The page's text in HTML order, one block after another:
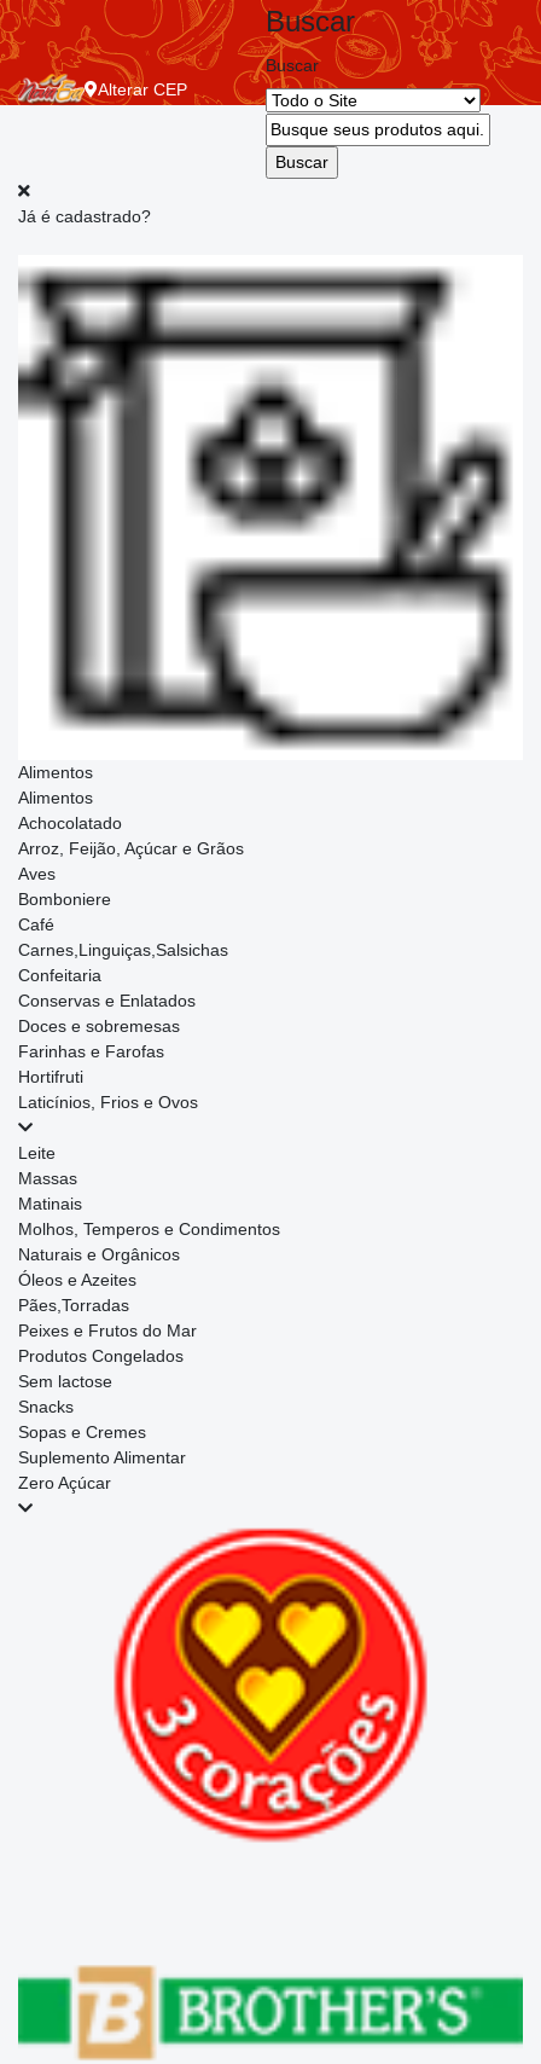
Alterar CEP
Buscar
Buscar
Já é cadastrado?
Alimentos
Alimentos
Achocolatado
Arroz, Feijão, Açúcar e Grãos
Aves
Bomboniere
Café
Carnes,Linguiças,Salsichas
Confeitaria
Conservas e Enlatados
Doces e sobremesas
Farinhas e Farofas
Hortifruti
Laticínios, Frios e Ovos
Leite
Massas
Matinais
Molhos, Temperos e Condimentos
Naturais e Orgânicos
Óleos e Azeites
Pães,Torradas
Peixes e Frutos do Mar
Produtos Congelados
Sem lactose
Snacks
Sopas e Cremes
Suplemento Alimentar
Zero Açúcar